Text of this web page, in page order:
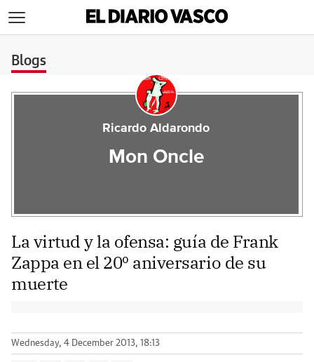
Blogs
Ricardo Aldarondo
Mon Oncle
La virtud y la ofensa: guía de Frank
Zappa en el 20º aniversario de su
muerte
Wednesday, 4 December 2013, 18:13